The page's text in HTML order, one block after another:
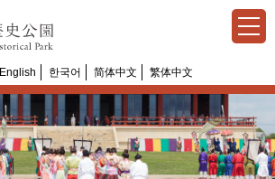
English 한국어 简体中文 繁体中文